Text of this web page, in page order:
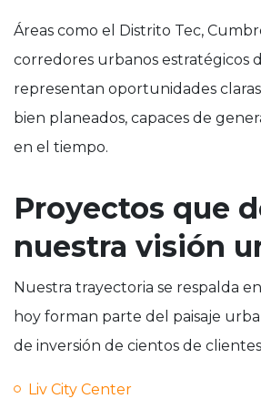
Áreas como el Distrito Tec,
corredores urbanos estratégicos
representan oportunidades
bien planeados, capaces de
en el tiempo.
Proyectos que
nuestra visión
Nuestra trayectoria se respalda
hoy forman parte del paisaje
de inversión de cientos de
Liv City Center